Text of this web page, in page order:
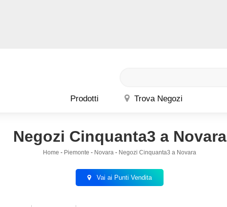
Prodotti Trova Negozi
Negozi Cinquanta3 a Novara
Home - Piemonte - Novara - Negozi Cinquanta3 a Novara
Vai ai Punti Vendita